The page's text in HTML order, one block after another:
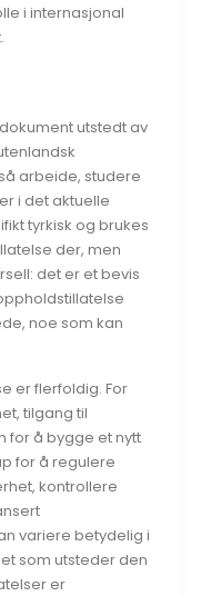
i internasjonal
utstedt av
arbeide, studere
i det aktuelle
tyrkisk og brukes
der, men
det er et bevis
noe som kan
er flerfoldig. For
tilgang til
for å bygge et nytt
for å regulere
kontrollere
variere betydelig i
som utsteder den
er